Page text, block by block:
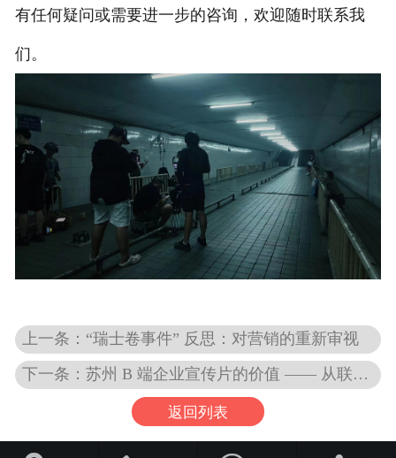
有任何疑问或需要进一步的咨询，欢迎随时联系我
们。
上一条：“瑞士卷事件” 反思：对营销的重新审视
下一条：苏州 B 端企业宣传片的价值 —— 从联发科技案例看起
返回列表